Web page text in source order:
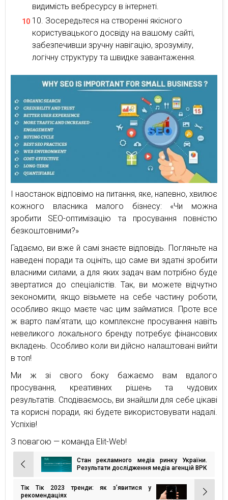
видимість вебресурсу в інтернеті.
Зосередьтеся на створенні якісного
користувацького досвіду на вашому сайті,
забезпечивши зручну навігацію, зрозумілу,
логічну структуру та швидке завантаження.
І наостанок відповімо на питання, яке, напевно, хвилює
кожного власника малого бізнесу: «Чи можна
зробити SEO-оптимізацію та просування повністю
безкоштовними?»
Гадаємо, ви вже й самі знаєте відповідь. Погляньте на
наведені поради та оцініть, що саме ви здатні зробити
власними силами, а для яких задач вам потрібно буде
звертатися до спеціалістів. Так, ви можете відчутно
зекономити, якщо візьмете на себе частину роботи,
особливо якщо маєте час цим займатися. Проте все
ж варто памʼятати, що комплексне просування навіть
невеликого локального бренду потребує фінансових
вкладень. Особливо коли ви дійсно налаштовані вийти
в топ!
Ми ж зі свого боку бажаємо вам вдалого
просування, креативних рішень та чудових
результатів. Сподіваємось, ви знайшли для себе цікаві
та корисні поради, які будете використовувати надалі.
Успіхів!
З повагою — команда Elit-Web!
Навігація
записів
Стан рекламного медіа ринку України.
Результати дослідження медіа агенцій ВРК
Тік Тік 2023 тренди: як з’явитися у
рекомендаціях